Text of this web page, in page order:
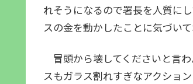
れそうになるので署長を人質に
スの金を動かしたことに気づい
冒頭から壊してくださいと言
スもガラス割れすぎなアクショ